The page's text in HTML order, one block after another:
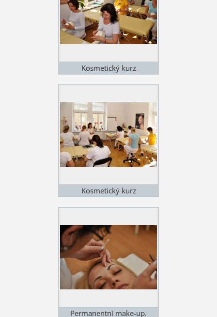
Kosmetický kurz
Kosmetický kurz
Permanentní make-up.